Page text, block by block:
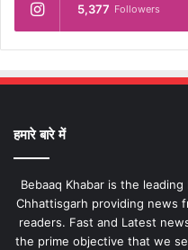
5,377 Followers
हमारे बारे में
Bebaaq Khabar is the
Chhattisgarh providing news
readers. Fast and Latest
the prime objective that we